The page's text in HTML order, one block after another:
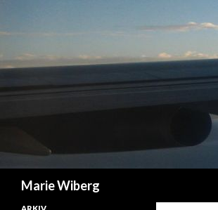
Marie Wiberg